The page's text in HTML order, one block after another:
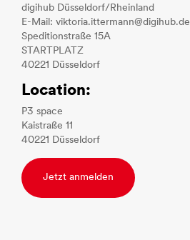
digihub Düsseldorf/Rheinland
E-Mail: viktoria.ittermann@digihub.de
Speditionstraße 15A
STARTPLATZ
40221 Düsseldorf
Location:
P3 space
Kaistraße 11
40221 Düsseldorf
Jetzt anmelden